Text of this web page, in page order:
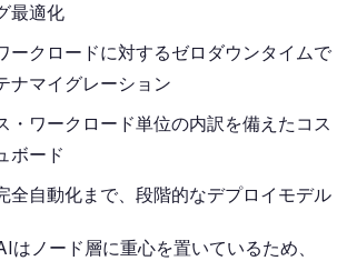
最適化
ークロードに対するゼロダウンタイムで
ナマイグレーション
・ワークロード単位の内訳を備えたコス
ボード
全自動化まで、段階的なデプロイモデル
はノード層に重心を置いているため、